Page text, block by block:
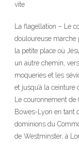
vite
La flagellation – Le
douloureuse marche
la petite place où
un autre chemin,
moqueries et les
et jusqu’à la ceinture
Le couronnement
Bowes-Lyon en tant
dominions du
de Westminster, à